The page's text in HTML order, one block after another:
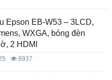
Epson EB-W53 – 3LCD,
WXGA, bóng đèn
2 HDMI
8937